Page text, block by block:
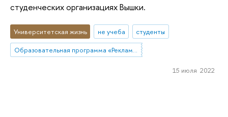
студенческих организациях Вышки.
Университетская жизнь не учеба
студенты
Образовательная программа «Реклама и связи с общественностью»
15 июля 2022